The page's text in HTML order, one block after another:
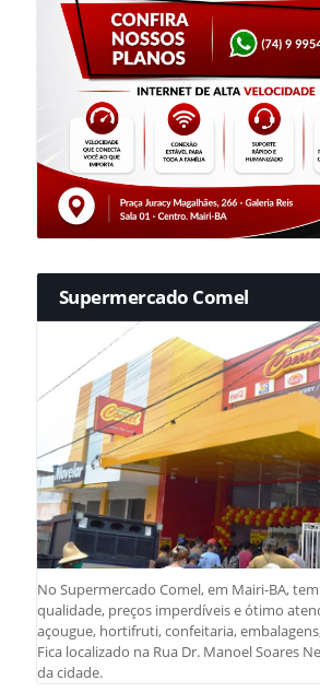
Supermercado Comel
No Supermercado Comel, em Mairi-BA,
qualidade, preços imperdíveis e ótimo
açougue, hortifruti, confeitaria,
Fica localizado na Rua Dr. Manoel Soares
da cidade.